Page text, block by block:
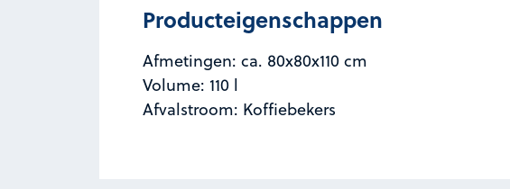
Producteigenschappen
Afmetingen: ca. 80x80x110 cm
Volume: 110 l
Afvalstroom: Koffiebekers